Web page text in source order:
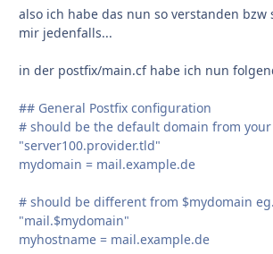
also ich habe das nun so verstanden bzw
mir jedenfalls...
in der postfix/main.cf habe ich nun
## General Postfix configuration
# should be the default domain from
"server100.provider.tld"
mydomain = mail.example.de
# should be different from $mydomain eg.
"mail.$mydomain"
myhostname = mail.example.de